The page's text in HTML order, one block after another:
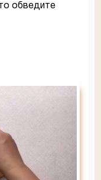
обведите